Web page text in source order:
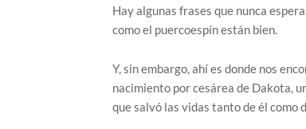
Hay algunas frases que nunca
como el puercoespín están bien.
Y, sin embargo, ahí es donde nos
nacimiento por cesárea de Dakota,
que salvó las vidas tanto de él como